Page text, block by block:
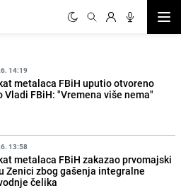
14:19
metalaca FBiH uputio otvoreno
Vladi FBiH: "Vremena više nema"
13:58
metalaca FBiH zakazao prvomajski
Zenici zbog gašenja integralne
čelika